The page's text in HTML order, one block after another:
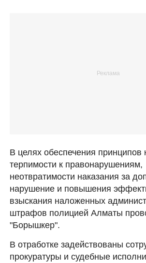
В целях обеспечения принципов
терпимости к правонарушениям,
неотвратимости наказания за
нарушение и повышения
взыскания наложенных
штрафов полицией Алматы
"Борышкер".
В отработке задействованы
прокуратуры и судебные